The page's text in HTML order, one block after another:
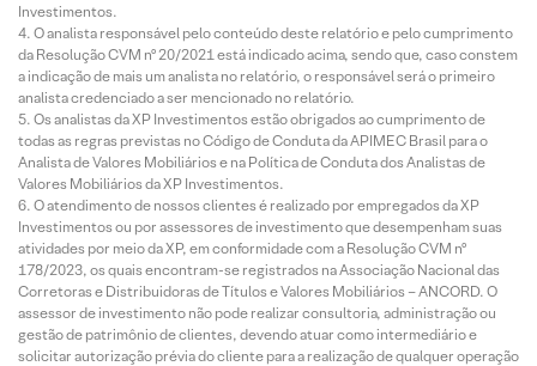
Investimentos.
O analista responsável pelo conteúdo deste relatório e pelo cumprimento
da Resolução CVM nº 20/2021 está indicado acima, sendo que, caso constem
a indicação de mais um analista no relatório, o responsável será o primeiro
analista credenciado a ser mencionado no relatório.
Os analistas da XP Investimentos estão obrigados ao cumprimento de
todas as regras previstas no Código de Conduta da APIMEC Brasil para o
Analista de Valores Mobiliários e na Política de Conduta dos Analistas de
Valores Mobiliários da XP Investimentos.
O atendimento de nossos clientes é realizado por empregados da XP
Investimentos ou por assessores de investimento que desempenham suas
atividades por meio da XP, em conformidade com a Resolução CVM nº
178/2023, os quais encontram-se registrados na Associação Nacional das
Corretoras e Distribuidoras de Títulos e Valores Mobiliários – ANCORD. O
assessor de investimento não pode realizar consultoria, administração ou
gestão de patrimônio de clientes, devendo atuar como intermediário e
solicitar autorização prévia do cliente para a realização de qualquer operação